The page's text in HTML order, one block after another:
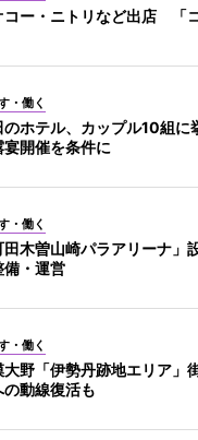
コー・ニトリなど出店 「
・働く
のホテル、カップル10組
宴開催を条件に
・働く
田木曽山崎パラアリーナ
備・運営
・働く
大野「伊勢丹跡地エリア
の動線復活も